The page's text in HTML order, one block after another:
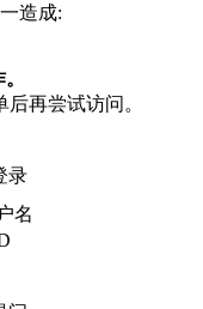
造成:
再尝试访问。
录
名